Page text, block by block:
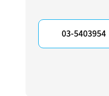
03-5403954